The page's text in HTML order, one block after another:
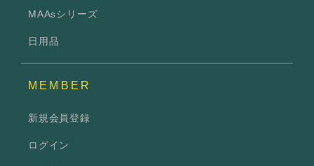
MAAsシリーズ
日用品
MEMBER
新規会員登録
ログイン